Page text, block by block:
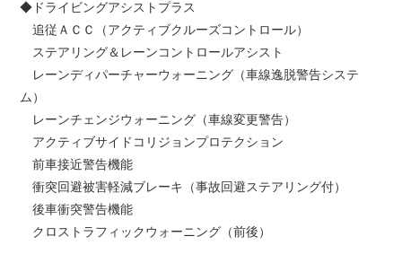
◆ドライビングアシストプラス
追従ＡＣＣ（アクティブクルーズコントロール）
ステアリング＆レーンコントロールアシスト
レーンディパーチャーウォーニング（車線逸脱警告システ
ム）
レーンチェンジウォーニング（車線変更警告）
アクティブサイドコリジョンプロテクション
前車接近警告機能
衝突回避被害軽減ブレーキ（事故回避ステアリング付）
後車衝突警告機能
クロストラフィックウォーニング（前後）